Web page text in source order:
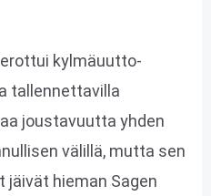
kylmäuutto-
tallennettavilla
joustavuutta yhden
välillä, mutta sen
hieman Sagen